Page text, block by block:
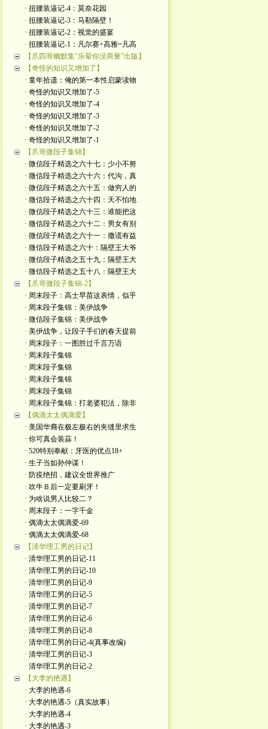
· 扭腰装逼记-4：莫奈花园
· 扭腰装逼记-3：马勒隔壁！
· 扭腰装逼记-2：视觉的盛宴
· 扭腰装逼记-1：凡尔赛+高雅=凡高
【爪四哥幽默集“乐晕你没商量”出版】
【奇怪的知识又增加了】
· 童年拾遗：俺的第一本性启蒙读物
· 奇怪的知识又增加了-5
· 奇怪的知识又增加了-4
· 奇怪的知识又增加了-3
· 奇怪的知识又增加了-2
· 奇怪的知识又增加了-1
【爪哥微段子集锦】
· 微信段子精选之六十七：少小不努
· 微信段子精选之六十六：代沟，真
· 微信段子精选之六十五：做穷人的
· 微信段子精选之六十四：天不怕地
· 微信段子精选之六十三：谁能把这
· 微信段子精选之六十二：男女有别
· 微信段子精选之六十一：撒谎有益
· 微信段子精选之六十：隔壁王大爷
· 微信段子精选之五十九：隔壁王大
· 微信段子精选之五十八：隔壁王大
【爪哥微段子集锦-2】
· 周末段子：高士早苗这表情，似乎
· 周末段子集锦：美伊战争
· 微信段子集锦：美伊战争
· 美伊战争，让段子手们的春天提前
· 周末段子：一图胜过千言万语
· 周末段子集锦
· 周末段子集锦
· 周末段子集锦
· 周末段子集锦
· 周末段子集锦：打老婆犯法，除非
【偶滴太太偶滴爱】
· 美国华裔在极左极右的夹缝里求生
· 你可真会装蒜！
· 520特别奉献：牙医的优点18+
· 生子当如孙仲谋！
· 防疫绝招，建议全世界推广
· 吹牛Ｂ后一定要刷牙！
· 为啥说男人比较二？
· 周末段子：一字千金
· 偶滴太太偶滴爱-69
· 偶滴太太偶滴爱-68
【清华理工男的日记】
· 清华理工男的日记-11
· 清华理工男的日记-10
· 清华理工男的日记-9
· 清华理工男的日记-5
· 清华理工男的日记-7
· 清华理工男的日记-6
· 清华理工男的日记-8
· 清华理工男的日记-4(真事改编)
· 清华理工男的日记-3
· 清华理工男的日记-2
【大李的艳遇】
· 大李的艳遇-6
· 大李的艳遇-5（真实故事）
· 大李的艳遇-4
· 大李的艳遇-3